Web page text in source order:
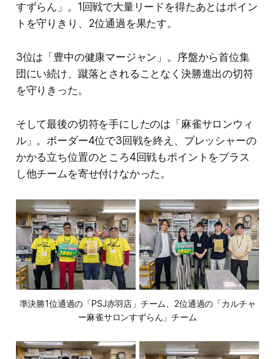
すずらん」。1回戦で大量リードを得たあとはポイン
トを守りきり、2位通過を果たす。
3位は「豊中の健康マージャン」。序盤から首位集
団にい続け、蹴落とされることなく決勝進出の切符
を守りきった。
そして最後の切符を手にしたのは「麻雀サロンウィ
ル」。ボーダー4位で3回戦を終え、プレッシャーの
かかる立ち位置のところ4回戦もポイントをプラス
し他チームを寄せ付けなかった。
準決勝1位通過の「PSJ赤羽店」チーム、2位通過の「カルチャ
ー麻雀サロンすずらん」チーム